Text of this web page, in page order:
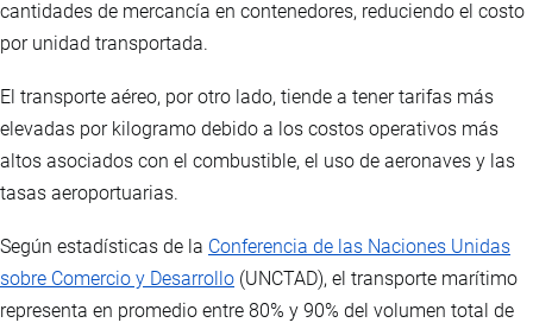
cantidades de mercancía en contenedores, reduciendo el costo
por unidad transportada.
El transporte aéreo, por otro lado, tiende a tener tarifas más
elevadas por kilogramo debido a los costos operativos más
altos asociados con el combustible, el uso de aeronaves y las
tasas aeroportuarias.
Según estadísticas de la Conferencia de las Naciones Unidas
sobre Comercio y Desarrollo (UNCTAD), el transporte marítimo
representa en promedio entre 80% y 90% del volumen total de